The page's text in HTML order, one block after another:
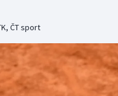
Boby a skeleton
Box
, ČT sport